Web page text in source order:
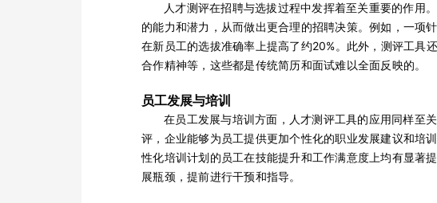
人才测评在招聘与选拔过程中发挥着至关重要的作用
的能力和潜力，从而做出更合理的招聘决策。例如，一项
在新员工的选拔准确率上提高了约20%。此外，测评工具
合作精神等，这些都是传统简历和面试难以全面反映的。
员工发展与培训
在员工发展与培训方面，人才测评工具的应用同样至
评，企业能够为员工提供更加个性化的职业发展建议和培
性化培训计划的员工在技能提升和工作满意度上均有显著
展瓶颈，提前进行干预和指导。